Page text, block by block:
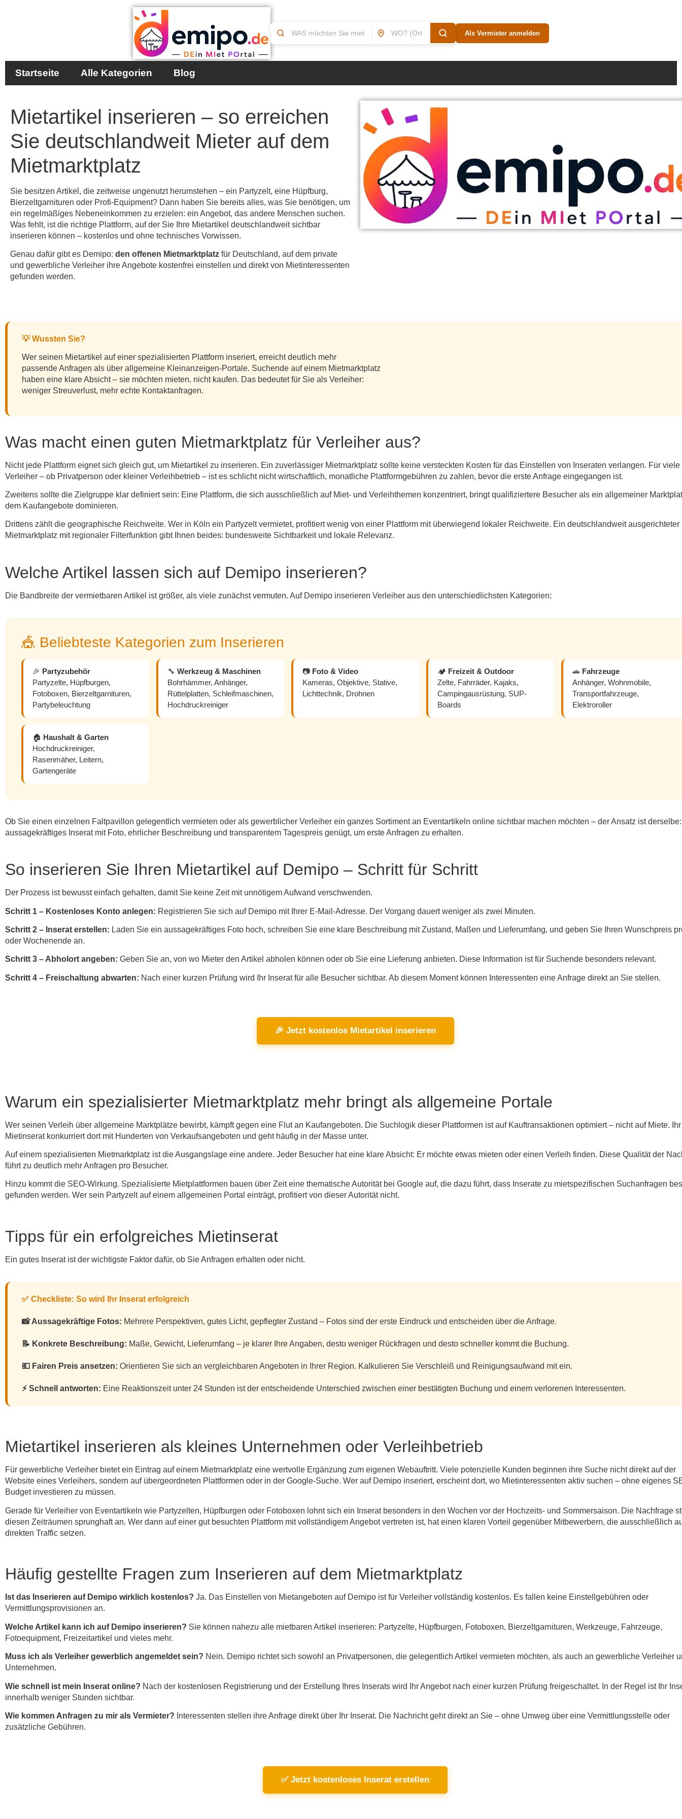
Als Vermieter anmelden
Startseite Alle Kategorien Blog
Mietartikel inserieren – so erreichen
Sie deutschlandweit Mieter auf dem
Mietmarktplatz
Sie besitzen Artikel, die zeitweise ungenutzt herumstehen – ein Partyzelt, eine Hüpfburg,
Bierzeltgarnituren oder Profi-Equipment? Dann haben Sie bereits alles, was Sie benötigen, um
ein regelmäßiges Nebeneinkommen zu erzielen: ein Angebot, das andere Menschen suchen.
Was fehlt, ist die richtige Plattform, auf der Sie Ihre Mietartikel deutschlandweit sichtbar
inserieren können – kostenlos und ohne technisches Vorwissen.
Genau dafür gibt es Demipo: den offenen Mietmarktplatz für Deutschland, auf dem private
und gewerbliche Verleiher ihre Angebote kostenfrei einstellen und direkt von Mietinteressenten
gefunden werden.
💡 Wussten Sie?
Wer seinen Mietartikel auf einer spezialisierten Plattform inseriert, erreicht deutlich mehr
passende Anfragen als über allgemeine Kleinanzeigen-Portale. Suchende auf einem Mietmarktplatz
haben eine klare Absicht – sie möchten mieten, nicht kaufen. Das bedeutet für Sie als Verleiher:
weniger Streuverlust, mehr echte Kontaktanfragen.
Was macht einen guten Mietmarktplatz für Verleiher aus?
Nicht jede Plattform eignet sich gleich gut, um Mietartikel zu inserieren. Ein zuverlässiger Mietmarktplatz sollte keine versteckten Kosten für das Einstellen von Inseraten verlangen. Für viele
Verleiher – ob Privatperson oder kleiner Verleihbetrieb – ist es schlicht nicht wirtschaftlich, monatliche Plattformgebühren zu zahlen, bevor die erste Anfrage eingegangen ist.
Zweitens sollte die Zielgruppe klar definiert sein: Eine Plattform, die sich ausschließlich auf Miet- und Verleihthemen konzentriert, bringt qualifiziertere Besucher als ein allgemeiner
dem Kaufangebote dominieren.
Drittens zählt die geographische Reichweite. Wer in Köln ein Partyzelt vermietet, profitiert wenig von einer Plattform mit überwiegend lokaler Reichweite. Ein deutschlandweit ausgerichteter
Mietmarktplatz mit regionaler Filterfunktion gibt Ihnen beides: bundesweite Sichtbarkeit und lokale Relevanz.
Welche Artikel lassen sich auf Demipo inserieren?
Die Bandbreite der vermietbaren Artikel ist größer, als viele zunächst vermuten. Auf Demipo inserieren Verleiher aus den unterschiedlichsten Kategorien:
🎪 Beliebteste Kategorien zum Inserieren
🎉 Partyzubehör
Partyzelte, Hüpfburgen,
Fotoboxen, Bierzeltgarnituren,
Partybeleuchtung
🔧 Werkzeug & Maschinen
Bohrhämmer, Anhänger,
Rüttelplatten, Schleifmaschinen,
Hochdruckreiniger
📷 Foto & Video
Kameras, Objektive, Stative,
Lichttechnik, Drohnen
🏕️ Freizeit & Outdoor
Zelte, Fahrräder, Kajaks,
Campingausrüstung, SUP-
Boards
🚗 Fahrzeuge
Anhänger, Wohnmobile,
Transportfahrzeuge,
Elektroroller
🏠 Haushalt & Garten
Hochdruckreiniger,
Rasenmäher, Leitern,
Gartengeräte
Ob Sie einen einzelnen Faltpavillon gelegentlich vermieten oder als gewerblicher Verleiher ein ganzes Sortiment an Eventartikeln online sichtbar machen möchten – der Ansatz ist
aussagekräftiges Inserat mit Foto, ehrlicher Beschreibung und transparentem Tagespreis genügt, um erste Anfragen zu erhalten.
So inserieren Sie Ihren Mietartikel auf Demipo – Schritt für Schritt
Der Prozess ist bewusst einfach gehalten, damit Sie keine Zeit mit unnötigem Aufwand verschwenden.
Schritt 1 – Kostenloses Konto anlegen: Registrieren Sie sich auf Demipo mit Ihrer E-Mail-Adresse. Der Vorgang dauert weniger als zwei Minuten.
Schritt 2 – Inserat erstellen: Laden Sie ein aussagekräftiges Foto hoch, schreiben Sie eine klare Beschreibung mit Zustand, Maßen und Lieferumfang, und geben Sie Ihren Wunschpreis
oder Wochenende an.
Schritt 3 – Abholort angeben: Geben Sie an, von wo Mieter den Artikel abholen können oder ob Sie eine Lieferung anbieten. Diese Information ist für Suchende besonders relevant.
Schritt 4 – Freischaltung abwarten: Nach einer kurzen Prüfung wird Ihr Inserat für alle Besucher sichtbar. Ab diesem Moment können Interessenten eine Anfrage direkt an Sie stellen.
🎉 Jetzt kostenlos Mietartikel inserieren
Warum ein spezialisierter Mietmarktplatz mehr bringt als allgemeine Portale
Wer seinen Verleih über allgemeine Marktplätze bewirbt, kämpft gegen eine Flut an Kaufangeboten. Die Suchlogik dieser Plattformen ist auf Kauftransaktionen optimiert – nicht auf Miete. Ihr
Mietinserat konkurriert dort mit Hunderten von Verkaufsangeboten und geht häufig in der Masse unter.
Auf einem spezialisierten Mietmarktplatz ist die Ausgangslage eine andere. Jeder Besucher hat eine klare Absicht: Er möchte etwas mieten oder einen Verleih finden. Diese Qualität der
führt zu deutlich mehr Anfragen pro Besucher.
Hinzu kommt die SEO-Wirkung. Spezialisierte Mietplattformen bauen über Zeit eine thematische Autorität bei Google auf, die dazu führt, dass Inserate zu mietspezifischen Suchanfragen
gefunden werden. Wer sein Partyzelt auf einem allgemeinen Portal einträgt, profitiert von dieser Autorität nicht.
Tipps für ein erfolgreiches Mietinserat
Ein gutes Inserat ist der wichtigste Faktor dafür, ob Sie Anfragen erhalten oder nicht.
✅ Checkliste: So wird Ihr Inserat erfolgreich
📸 Aussagekräftige Fotos: Mehrere Perspektiven, gutes Licht, gepflegter Zustand – Fotos sind der erste Eindruck und entscheiden über die Anfrage.
📝 Konkrete Beschreibung: Maße, Gewicht, Lieferumfang – je klarer Ihre Angaben, desto weniger Rückfragen und desto schneller kommt die Buchung.
💶 Fairen Preis ansetzen: Orientieren Sie sich an vergleichbaren Angeboten in Ihrer Region. Kalkulieren Sie Verschleiß und Reinigungsaufwand mit ein.
⚡ Schnell antworten: Eine Reaktionszeit unter 24 Stunden ist der entscheidende Unterschied zwischen einer bestätigten Buchung und einem verlorenen Interessenten.
Mietartikel inserieren als kleines Unternehmen oder Verleihbetrieb
Für gewerbliche Verleiher bietet ein Eintrag auf einem Mietmarktplatz eine wertvolle Ergänzung zum eigenen Webauftritt. Viele potenzielle Kunden beginnen ihre Suche nicht direkt auf der
Website eines Verleihers, sondern auf übergeordneten Plattformen oder in der Google-Suche. Wer auf Demipo inseriert, erscheint dort, wo Mietinteressenten aktiv suchen – ohne eigenes
Budget investieren zu müssen.
Gerade für Verleiher von Eventartikeln wie Partyzelten, Hüpfburgen oder Fotoboxen lohnt sich ein Inserat besonders in den Wochen vor der Hochzeits- und Sommersaison. Die Nachfrage
diesen Zeiträumen sprunghaft an. Wer dann auf einer gut besuchten Plattform mit vollständigem Angebot vertreten ist, hat einen klaren Vorteil gegenüber Mitbewerbern, die ausschließlich
direkten Traffic setzen.
Häufig gestellte Fragen zum Inserieren auf dem Mietmarktplatz
Ist das Inserieren auf Demipo wirklich kostenlos? Ja. Das Einstellen von Mietangeboten auf Demipo ist für Verleiher vollständig kostenlos. Es fallen keine Einstellgebühren oder
Vermittlungsprovisionen an.
Welche Artikel kann ich auf Demipo inserieren? Sie können nahezu alle mietbaren Artikel inserieren: Partyzelte, Hüpfburgen, Fotoboxen, Bierzeltgarnituren, Werkzeuge, Fahrzeuge,
Fotoequipment, Freizeitartikel und vieles mehr.
Muss ich als Verleiher gewerblich angemeldet sein? Nein. Demipo richtet sich sowohl an Privatpersonen, die gelegentlich Artikel vermieten möchten, als auch an gewerbliche Verleiher
Unternehmen.
Wie schnell ist mein Inserat online? Nach der kostenlosen Registrierung und der Erstellung Ihres Inserats wird Ihr Angebot nach einer kurzen Prüfung freigeschaltet. In der Regel ist Ihr
innerhalb weniger Stunden sichtbar.
Wie kommen Anfragen zu mir als Vermieter? Interessenten stellen ihre Anfrage direkt über Ihr Inserat. Die Nachricht geht direkt an Sie – ohne Umweg über eine Vermittlungsstelle oder
zusätzliche Gebühren.
✅ Jetzt kostenloses Inserat erstellen